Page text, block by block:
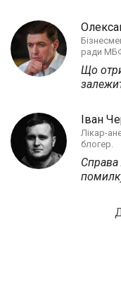
ради
Що
Іван
Лікар-
блогер.
Справа